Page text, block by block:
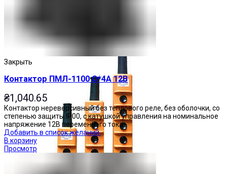
Кнопочные посты
Закрыть
Контактор ПМЛ-1100 О*4А 12В
₴1,040.65
Контактор нереверсивный без теплового реле, без оболочки, со
степенью защиты IP00, с катушкой управления на номинальное
напряжение 12В переменного тока.
Добавить в список желаний
В корзину
Просмотр